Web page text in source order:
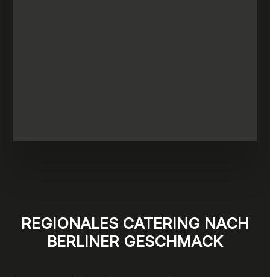
REGIONALES CATERING NACH
BERLINER GESCHMACK